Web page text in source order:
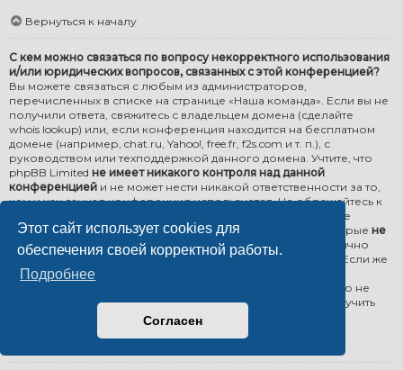
Этот сайт использует cookies для
обеспечения своей корректной работы.
Подробнее
Согласен
Вернуться к началу
С кем можно связаться по вопросу некорректного использования
и/или юридических вопросов, связанных с этой конференцией?
Вы можете связаться с любым из администраторов,
перечисленных в списке на странице «Наша команда». Если вы не
получили ответа, свяжитесь с владельцем домена (сделайте
whois lookup) или, если конференция находится на бесплатном
домене (например, chat.ru, Yahoo!, free.fr, f2s.com и т. п.), с
руководством или техподдержкой данного домена. Учтите, что
phpBB Limited не имеет никакого контроля над данной
конференцией и не может нести никакой ответственности за то,
кем и как данная конференция используется. Не обращайтесь к
phpBB Limited по юридическим вопросам (о приостановке
работы конференции, ответственности за неё и т. д.), которые не
относятся напрямуюк сайту phpBB.com или которые частично
относятся к программному обеспечению phpBB Limited. Если же
вы всё-таки пошлёте email в адрес phpBB Limited об
, то не
ждите подробного письма, или вы можете вообще не получить